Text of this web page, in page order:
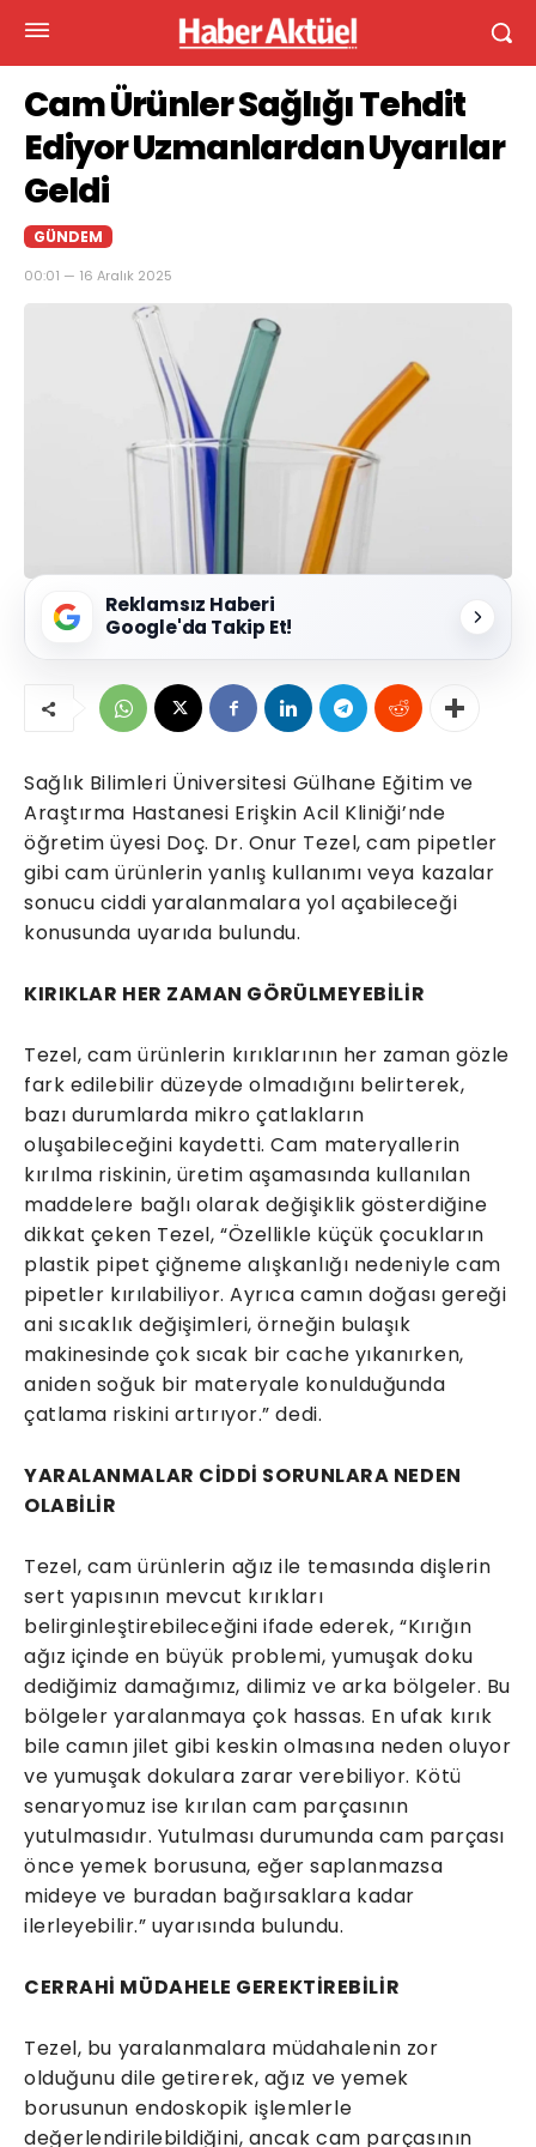
Cam Ürünler Sağlığı Tehdit
Ediyor Uzmanlardan Uyarılar
Geldi
GÜNDEM
00:01 — 16 Aralık 2025
Reklamsız Haberi
Google'da Takip Et!
Sağlık Bilimleri Üniversitesi Gülhane Eğitim ve
Araştırma Hastanesi Erişkin Acil Kliniği’nde
öğretim üyesi Doç. Dr. Onur Tezel, cam pipetler
gibi cam ürünlerin yanlış kullanımı veya kazalar
sonucu ciddi yaralanmalara yol açabileceği
konusunda uyarıda bulundu.
KIRIKLAR HER ZAMAN GÖRÜLMEYEBİLİR
Tezel, cam ürünlerin kırıklarının her zaman gözle
fark edilebilir düzeyde olmadığını belirterek,
bazı durumlarda mikro çatlakların
oluşabileceğini kaydetti. Cam materyallerin
kırılma riskinin, üretim aşamasında kullanılan
maddelere bağlı olarak değişiklik gösterdiğine
dikkat çeken Tezel, “Özellikle küçük çocukların
plastik pipet çiğneme alışkanlığı nedeniyle cam
pipetler kırılabiliyor. Ayrıca camın doğası gereği
ani sıcaklık değişimleri, örneğin bulaşık
makinesinde çok sıcak bir cache yıkanırken,
aniden soğuk bir materyale konulduğunda
çatlama riskini artırıyor.” dedi.
YARALANMALAR CİDDİ SORUNLARA NEDEN
OLABİLİR
Tezel, cam ürünlerin ağız ile temasında dişlerin
sert yapısının mevcut kırıkları
belirginleştirebileceğini ifade ederek, “Kırığın
ağız içinde en büyük problemi, yumuşak doku
dediğimiz damağımız, dilimiz ve arka bölgeler. Bu
bölgeler yaralanmaya çok hassas. En ufak kırık
bile camın jilet gibi keskin olmasına neden oluyor
ve yumuşak dokulara zarar verebiliyor. Kötü
senaryomuz ise kırılan cam parçasının
yutulmasıdır. Yutulması durumunda cam parçası
önce yemek borusuna, eğer saplanmazsa
mideye ve buradan bağırsaklara kadar
ilerleyebilir.” uyarısında bulundu.
CERRAHİ MÜDAHELE GEREKTİREBİLİR
Tezel, bu yaralanmalara müdahalenin zor
olduğunu dile getirerek, ağız ve yemek
borusunun endoskopik işlemlerle
değerlendirilebildiğini, ancak cam parçasının